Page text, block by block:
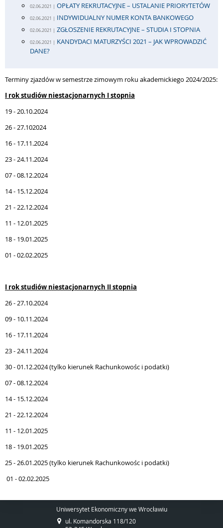
02.06.2021 | OPŁATY REKRUTACYJNE – USTALANIE PRIORYTETÓW
02.06.2021 | INDYWIDUALNY NUMER KONTA BANKOWEGO
02.06.2021 | ZGŁOSZENIE REKRUTACYJNE – STUDIA I STOPNIA
02.06.2021 | KANDYDACI MATURZYŚCI 2021 – JAK WPROWADZIĆ
DANE?
Terminy zjazdów w semestrze zimowym roku akademickiego 2024/2025:
I rok studiów niestacjonarnych I stopnia
19 - 20.10.2024
26 - 27.102024
16 - 17.11.2024
23 - 24.11.2024
07 - 08.12.2024
14 - 15.12.2024
21 - 22.12.2024
11 - 12.01.2025
18 - 19.01.2025
01 - 02.02.2025
I rok studiów niestacjonarnych II stopnia
26 - 27.10.2024
09 - 10.11.2024
16 - 17.11.2024
23 - 24.11.2024
30 - 01.12.2024 (tylko kierunek Rachunkowośc i podatki)
07 - 08.12.2024
14 - 15.12.2024
21 - 22.12.2024
11 - 12.01.2025
18 - 19.01.2025
25 - 26.01.2025 (tylko kierunek Rachunkowośc i podatki)
01 - 02.02.2025
Uniwersytet Ekonomiczny we Wrocławiu
ul. Komandorska 118/120